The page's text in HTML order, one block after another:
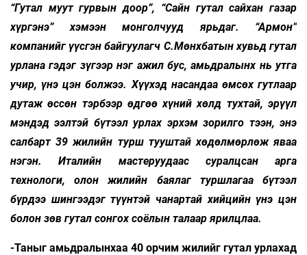
“Гутал муут гурвын доор”, “Сайн гутал сайхан газар
хүргэнэ” хэмээн монголчууд ярьдаг. “Армон”
компанийг үүсгэн байгуулагч С.Мөнхбатын хувьд гутал
урлана гэдэг зүгээр нэг ажил бус, амьдралынх нь утга
учир, үнэ цэн болжээ. Хүүхэд насандаа өмсөх гутлаар
дутаж өссөн тэрбээр өдгөө хүний хөлд тухтай, эрүүл
мэндэд ээлтэй бүтээл урлах эрхэм зорилго тээн, энэ
салбарт 39 жилийн турш тууштай хөдөлмөрлөж яваа
нэгэн. Италийн мастеруудаас суралцсан арга
технологи, олон жилийн баялаг туршлагаа бүтээл
бүрдээ шингээдэг түүнтэй чанартай хийцийн үнэ цэн
болон зөв гутал сонгох соёлын талаар ярилцлаа.
-Таныг амьдралынхаа 40 орчим жилийг гутал урлахад